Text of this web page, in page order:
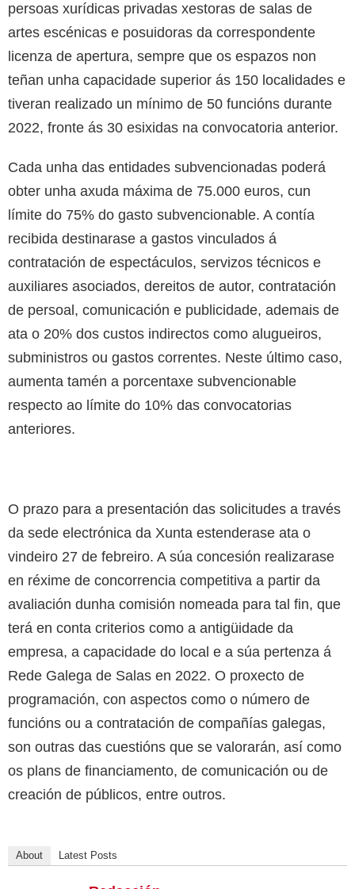
persoas xurídicas privadas xestoras de salas de
artes escénicas e posuidoras da correspondente
licenza de apertura, sempre que os espazos non
teñan unha capacidade superior ás 150 localidades e
tiveran realizado un mínimo de 50 funcións durante
2022, fronte ás 30 esixidas na convocatoria anterior.
Cada unha das entidades subvencionadas poderá
obter unha axuda máxima de 75.000 euros, cun
límite do 75% do gasto subvencionable. A contía
recibida destinarase a gastos vinculados á
contratación de espectáculos, servizos técnicos e
auxiliares asociados, dereitos de autor, contratación
de persoal, comunicación e publicidade, ademais de
ata o 20% dos custos indirectos como alugueiros,
subministros ou gastos correntes. Neste último caso,
aumenta tamén a porcentaxe subvencionable
respecto ao límite do 10% das convocatorias
anteriores.
O prazo para a presentación das solicitudes a través
da sede electrónica da Xunta estenderase ata o
vindeiro 27 de febreiro. A súa concesión realizarase
en réxime de concorrencia competitiva a partir da
avaliación dunha comisión nomeada para tal fin, que
terá en conta criterios como a antigüidade da
empresa, a capacidade do local e a súa pertenza á
Rede Galega de Salas en 2022. O proxecto de
programación, con aspectos como o número de
funcións ou a contratación de compañías galegas,
son outras das cuestións que se valorarán, así como
os plans de financiamento, de comunicación ou de
creación de públicos, entre outros.
About Latest Posts